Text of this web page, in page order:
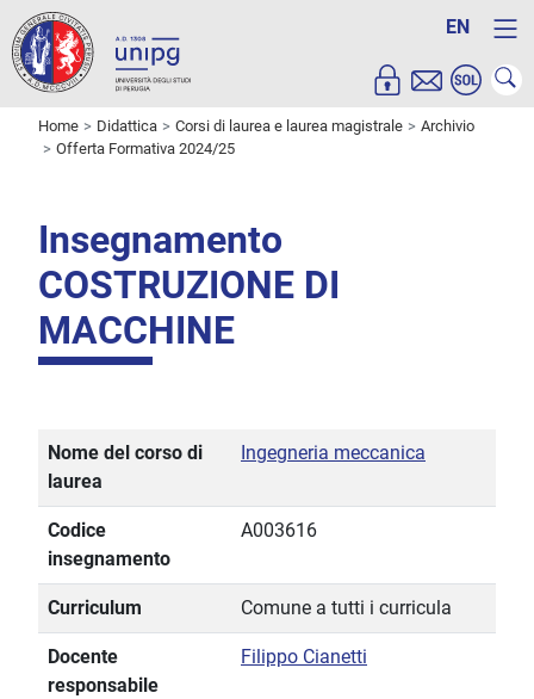
EN
Home Didattica Corsi di laurea e laurea magistrale
Archivio
Offerta Formativa 2024/25
Insegnamento
COSTRUZIONE DI
MACCHINE
Nome del corso di
laurea
Ingegneria meccanica
Codice
insegnamento
A003616
Curriculum Comune a tutti i curricula
Docente
responsabile
Filippo Cianetti